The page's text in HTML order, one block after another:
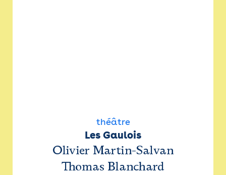
théâtre
Les Gaulois
Olivier Martin-Salvan
Thomas Blanchard